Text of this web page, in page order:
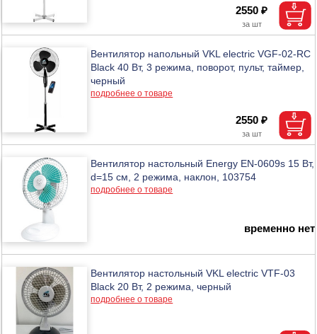
2550 ₽
Вентилятор напольный VKL electric VGF-02-RC
Black 40 Вт, 3 режима, поворот, пульт, таймер,
черный
подробнее о товаре
2550 ₽
Вентилятор настольный Energy EN-0609s 15 Вт,
d=15 см, 2 режима, наклон, 103754
подробнее о товаре
временно нет
Вентилятор настольный VKL electric VTF-03
Black 20 Вт, 2 режима, черный
подробнее о товаре